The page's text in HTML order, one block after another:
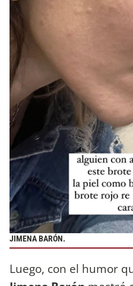
JIMENA BARÓN.
Luego, con el humor